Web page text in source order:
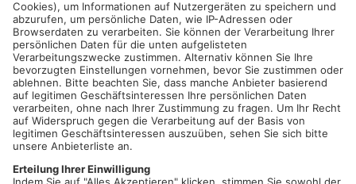
HASSELROTH.Autodiebe stahlen in der Nacht zum
Donnerstag in der Rheinstraße (30er-Hausnummern) einen in
der Einfahrt abgestellten BMW X 6. Das hochwertige schwarze
Fahrzeug, an dem MKK-Kennzeichen angebracht waren,
verschwand zwischen 23 und 6 Uhr. Die Kripo bittet um
Hinweise zum Diebstahl und dem Verbleib des
Autos unter der Rufnummer 06181 100-123.
Quelle: Polizei